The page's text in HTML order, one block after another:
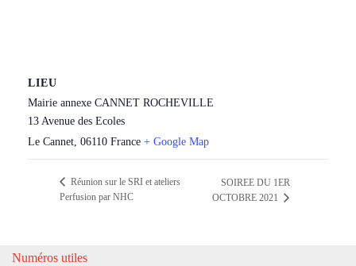
LIEU
Mairie annexe CANNET ROCHEVILLE
13 Avenue des Ecoles
Le Cannet 06110 France + Google Map
Réunion sur le SRI et ateliers
Perfusion par NHC
SOIREE DU 1ER
OCTOBRE 2021
Numéros utiles